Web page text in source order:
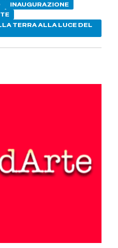
INAUGURAZIONE
TERRA ALLA LUCE DEL